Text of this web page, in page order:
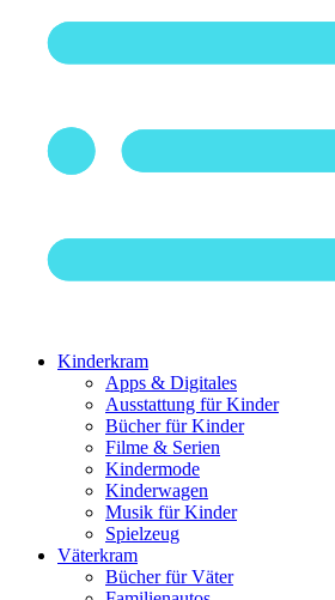
Kinderkram
Apps & Digitales
Ausstattung für Kinder
Bücher für Kinder
Filme & Serien
Kindermode
Kinderwagen
Musik für Kinder
Spielzeug
Väterkram
Bücher für Väter